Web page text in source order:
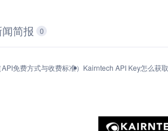
简报 0
免费方式与收费标准） Kairntech API Key怎么获